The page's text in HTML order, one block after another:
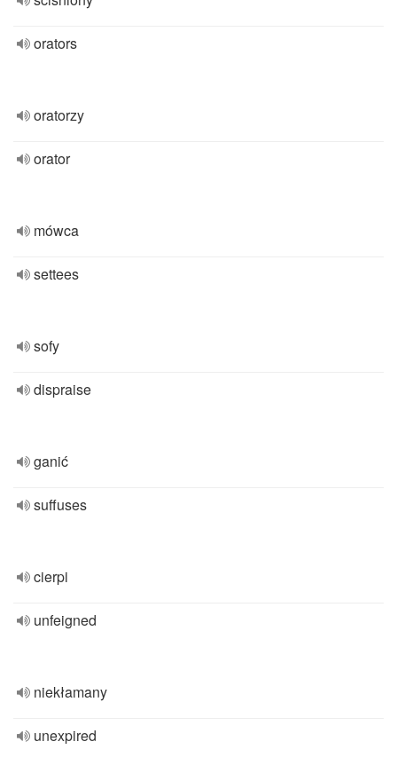
orators
oratorzy
orator
mówca
settees
sofy
dispraise
ganić
suffuses
cierpi
unfeigned
niekłamany
unexpired